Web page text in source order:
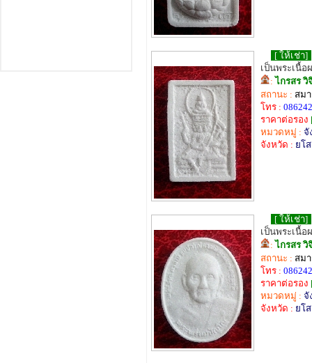
[ ให้เช่า]
เป็นพระเนื้
: ไกรสร วิ
สถานะ : สม
โทร :
ราคาต่อรอง
หมวดหมู่ : จั
จังหวัด : ยโ
[ ให้เช่า]
เป็นพระเนื้
: ไกรสร วิ
สถานะ : สม
โทร :
ราคาต่อรอง
หมวดหมู่ : จั
จังหวัด : ยโ